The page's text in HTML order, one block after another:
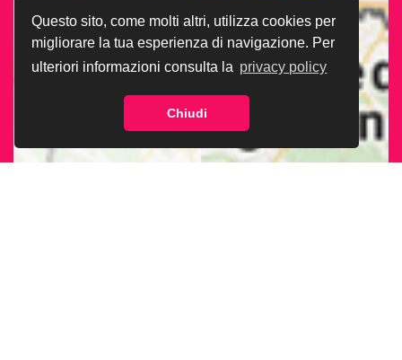
Questo sito, come molti altri, utilizza cookies per
migliorare la tua esperienza di navigazione. Per
ulteriori informazioni consulta la privacy policy
Chiudi